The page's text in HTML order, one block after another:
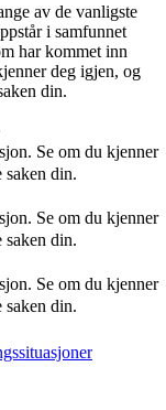
av de vanligste
i samfunnet
har kommet inn
deg igjen, og
din.
Se om du kjenner
din.
Se om du kjenner
din.
Se om du kjenner
din.